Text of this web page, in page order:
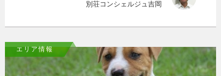
別荘コンシェルジュ吉岡
エリア情報